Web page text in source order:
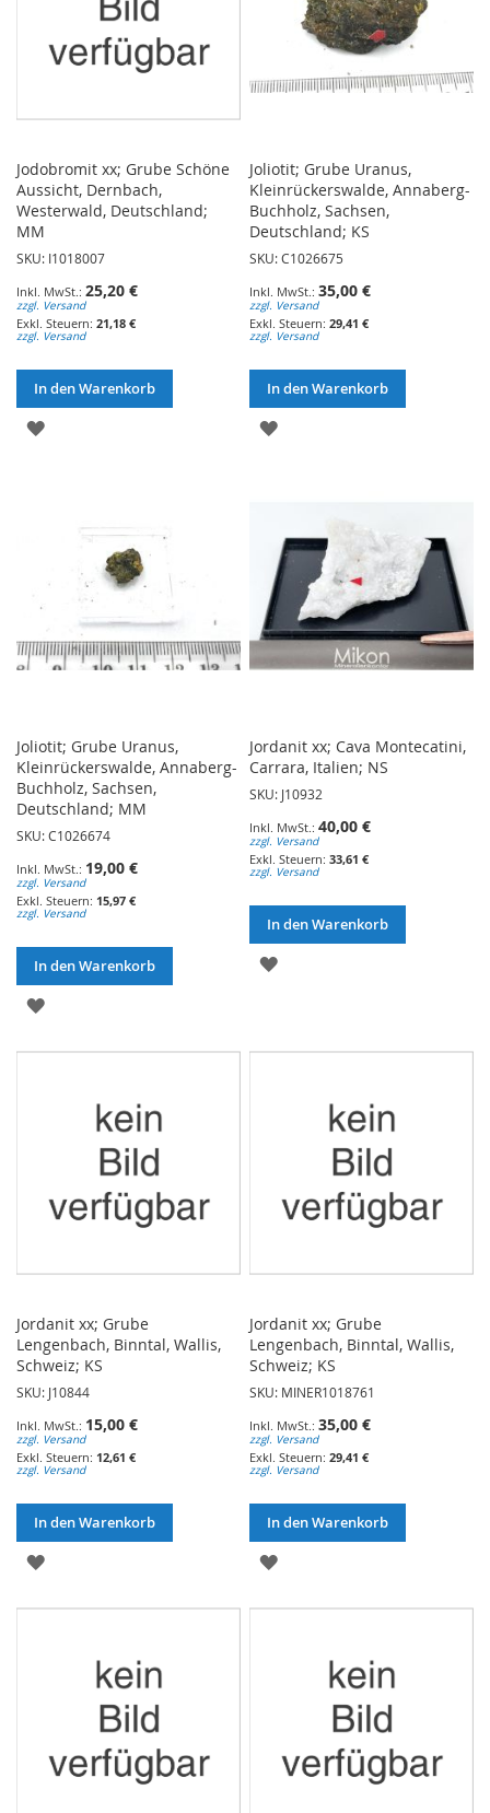
Jodobromit xx; Grube Schöne
Aussicht, Dernbach,
Westerwald, Deutschland;
MM
SKU: I1018007
25,20 €
zzgl. Versand
21,18 €
zzgl. Versand
In den Warenkorb
ZUR
Joliotit; Grube Uranus,
Kleinrückerswalde, Annaberg-
Buchholz, Sachsen,
Deutschland; KS
SKU: C1026675
35,00 €
zzgl. Versand
29,41 €
zzgl. Versand
In den Warenkorb
ZUR
Joliotit; Grube Uranus,
Kleinrückerswalde, Annaberg-
Buchholz, Sachsen,
Deutschland; MM
SKU: C1026674
19,00 €
zzgl. Versand
15,97 €
zzgl. Versand
In den Warenkorb
ZUR
Jordanit xx; Cava Montecatini,
Carrara, Italien; NS
SKU: J10932
40,00 €
zzgl. Versand
33,61 €
zzgl. Versand
In den Warenkorb
ZUR
Jordanit xx; Grube
Lengenbach, Binntal, Wallis,
Schweiz; KS
SKU: J10844
15,00 €
zzgl. Versand
12,61 €
zzgl. Versand
In den Warenkorb
ZUR
Jordanit xx; Grube
Lengenbach, Binntal, Wallis,
Schweiz; KS
SKU: MINER1018761
35,00 €
zzgl. Versand
29,41 €
zzgl. Versand
In den Warenkorb
ZUR